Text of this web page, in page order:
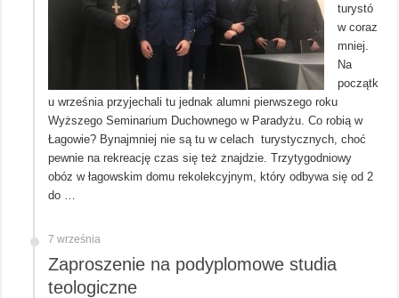
turystó
w coraz
mniej.
Na
początk
u września przyjechali tu jednak alumni pierwszego roku
Wyższego Seminarium Duchownego w Paradyżu. Co robią w
Łagowie? Bynajmniej nie są tu w celach turystycznych, choć
pewnie na rekreację czas się też znajdzie. Trzytygodniowy
obóz w łagowskim domu rekolekcyjnym, który odbywa się od 2
do …
7 września
Zaproszenie na podyplomowe studia
teologiczne